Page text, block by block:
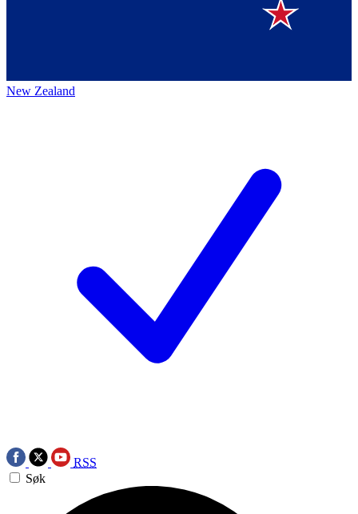
New Zealand
RSS
Søk